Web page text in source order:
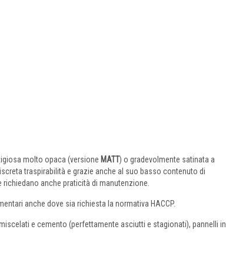
molto opaca (versione MATT) o gradevolmente satinata a
traspirabilità e grazie anche al suo basso contenuto di
anche praticità di manutenzione.
anche dove sia richiesta la normativa HACCP.
e cemento (perfettamente asciutti e stagionati), pannelli in